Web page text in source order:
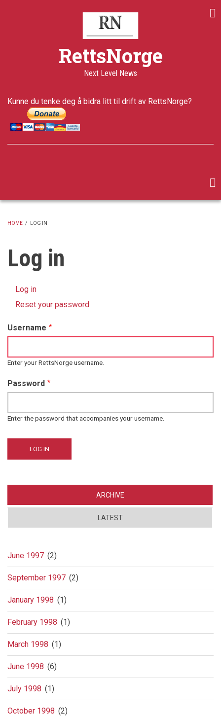
RettsNorge
Next Level News
Kunne du tenke deg å bidra litt til drift av RettsNorge?
HOME / LOG IN
Log in
Primary
Log in
tab)
Reset your password
Username
Enter your RettsNorge username.
Password
Enter the password that accompanies your username.
ARCHIVE
LATEST
June 1997 (2)
September 1997 (2)
January 1998 (1)
February 1998 (1)
March 1998 (1)
June 1998 (6)
July 1998 (1)
October 1998 (2)